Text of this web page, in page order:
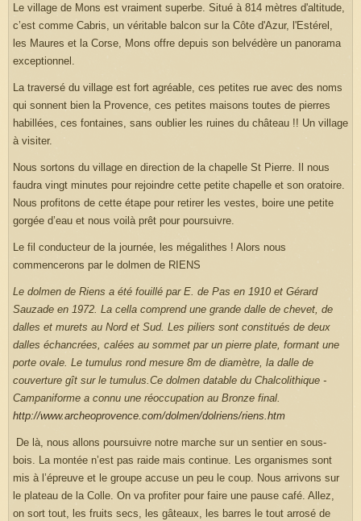
Le village de Mons est vraiment superbe. Situé à 814 mètres d'altitude,
c’est comme Cabris, un véritable balcon sur la Côte d'Azur, l'Estérel,
les Maures et la Corse, Mons offre depuis son belvédère un panorama
exceptionnel.
La traversé du village est fort agréable, ces petites rue avec des noms
qui sonnent bien la Provence, ces petites maisons toutes de pierres
habillées, ces fontaines, sans oublier les ruines du château !! Un village
à visiter.
Nous sortons du village en direction de la chapelle St Pierre. Il nous
faudra vingt minutes pour rejoindre cette petite chapelle et son oratoire.
Nous profitons de cette étape pour retirer les vestes, boire une petite
gorgée d’eau et nous voilà prêt pour poursuivre.
Le fil conducteur de la journée, les mégalithes ! Alors nous
commencerons par le dolmen de RIENS
Le dolmen de Riens a été fouillé par E. de Pas en 1910 et Gérard
Sauzade en 1972. La cella comprend une grande dalle de chevet, de
dalles et murets au Nord et Sud. Les piliers sont constitués de deux
dalles échancrées, calées au sommet par un pierre plate, formant une
porte ovale. Le tumulus rond mesure 8m de diamètre, la dalle de
couverture gît sur le tumulus. Ce dolmen datable du Chalcolithique -
Campaniforme a connu une réoccupation au Bronze final.
http://www.archeoprovence.com/dolmen/dolriens/riens.htm
De là, nous allons poursuivre notre marche sur un sentier en sous-
bois. La montée n’est pas raide mais continue. Les organismes sont
mis à l’épreuve et le groupe accuse un peu le coup. Nous arrivons sur
le plateau de la Colle. On va profiter pour faire une pause café. Allez,
on sort tout, les fruits secs, les gâteaux, les barres le tout arrosé de